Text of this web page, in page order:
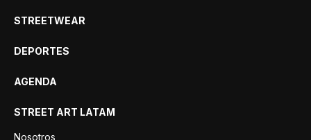
STREETWEAR
DEPORTES
AGENDA
STREET ART LATAM
Nosotros